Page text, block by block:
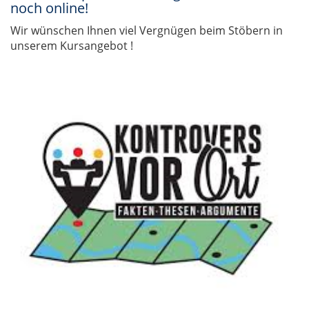
noch online!
Wir wünschen Ihnen viel Vergnügen beim Stöbern in
unserem Kursangebot !